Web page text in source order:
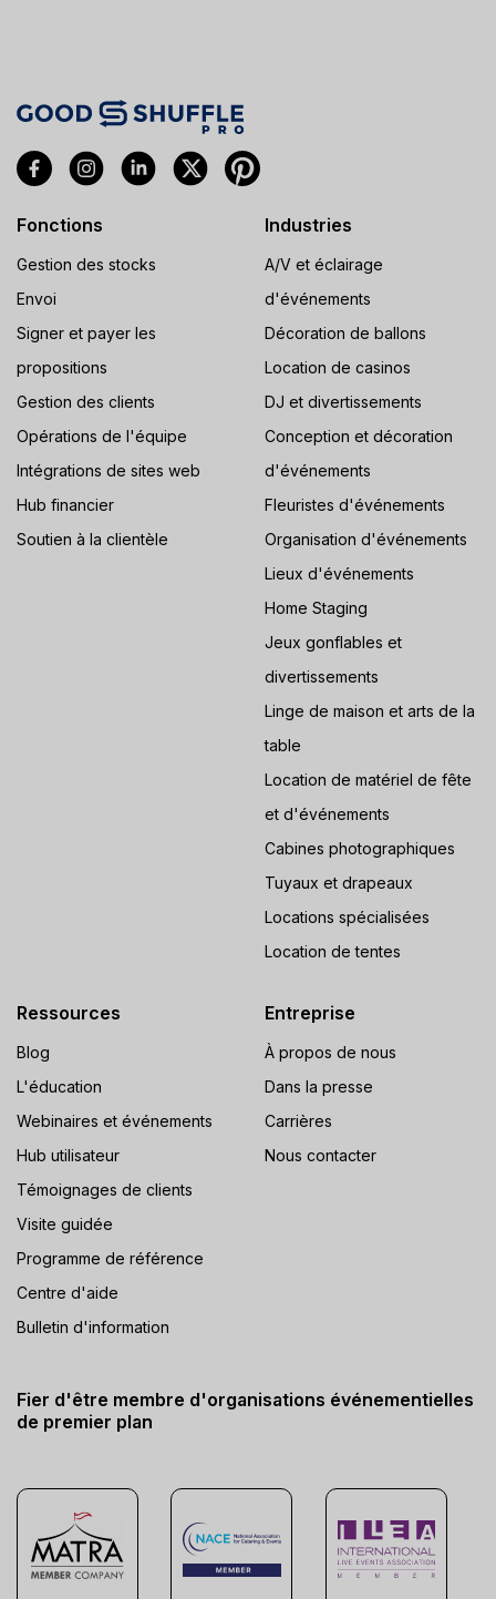
Fonctions
Gestion des stocks
Envoi
Signer et payer les
propositions
Gestion des clients
Opérations de l'équipe
Intégrations de sites web
Hub financier
Soutien à la clientèle
Industries
A/V et éclairage
d'événements
Décoration de ballons
Location de casinos
DJ et divertissements
Conception et décoration
d'événements
Fleuristes d'événements
Organisation d'événements
Lieux d'événements
Home Staging
Jeux gonflables et
divertissements
Linge de maison et arts de la
table
Location de matériel de fête
et d'événements
Cabines photographiques
Tuyaux et drapeaux
Locations spécialisées
Location de tentes
Ressources
Blog
L'éducation
Webinaires et événements
Hub utilisateur
Témoignages de clients
Visite guidée
Programme de référence
Centre d'aide
Bulletin d'information
Entreprise
À propos de nous
Dans la presse
Carrières
Nous contacter
Fier d'être membre d'organisations événementielles
de premier plan